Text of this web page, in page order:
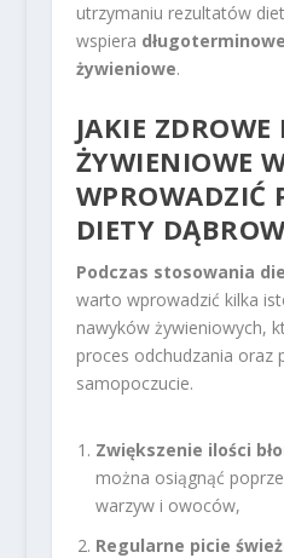
utrzymaniu rezultatów
wspiera
żywieniowe.
JAKIE
ŻYWIENIOWE
WPROWADZIĆ
DIETY
Podczas stosowania
warto wprowadzić kilka
nawyków żywieniowych,
proces odchudzania oraz
samopoczucie.
Zwiększenie ilości
można osiągnąć
warzyw i owoców,
Regularne picie